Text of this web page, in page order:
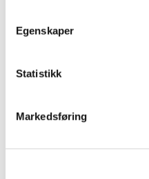
Egenskaper
Statistikk
Markedsføring